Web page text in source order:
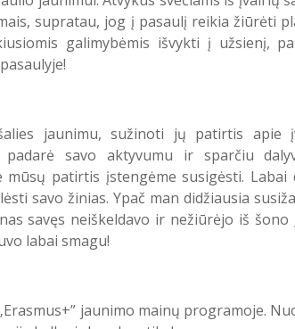
supratau, jog į pasaulį reikia žiūrėti
galimybėmis išvykti į užsienį,
jaunimu, sužinoti jų patirtis apie
savo aktyvumu ir sparčiu
patirtis įstengėme susigėsti. Labai
savo žinias. Ypač man didžiausia
savęs neiškeldavo ir nežiūrėjo iš šono
labai smagu!
jaunimo mainų programoje.